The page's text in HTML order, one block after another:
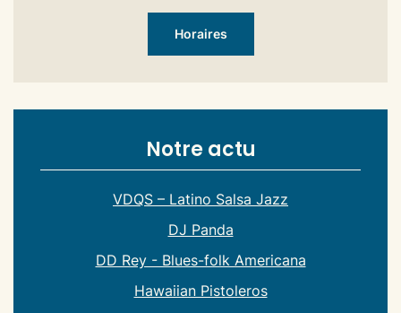
Horaires
Notre actu
VDQS – Latino Salsa Jazz
DJ Panda
DD Rey - Blues-folk Americana
Hawaiian Pistoleros